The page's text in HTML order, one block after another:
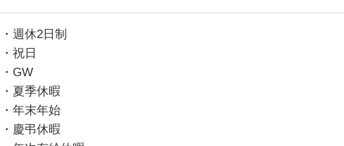
・週休2日制
・祝日
・GW
・夏季休暇
・年末年始
・慶弔休暇